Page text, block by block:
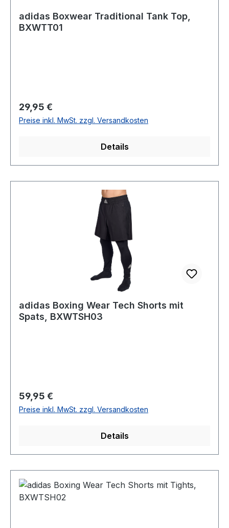
adidas Boxwear Traditional Tank Top,
BXWTT01
Regulärer Preis:
29,95 €
Preise inkl. MwSt. zzgl. Versandkosten
Details
adidas Boxing Wear Tech Shorts mit
Spats, BXWTSH03
Regulärer Preis:
59,95 €
Preise inkl. MwSt. zzgl. Versandkosten
Details